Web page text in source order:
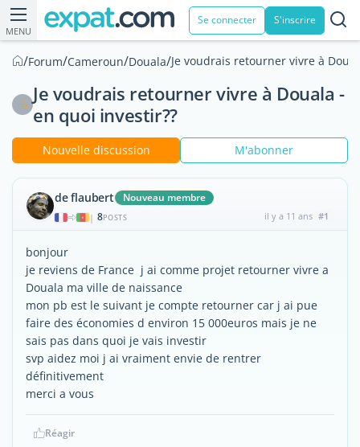
MENU
Se connecter S'inscrire
/Forum/Cameroun/Douala/Je voudrais retourner vivre à
Je voudrais retourner vivre à Douala -
en quoi investir??
Nouvelle discussion M'abonner
de flaubert Nouveau membre
| 8POSTS il y a 11 ans #1
bonjour
je reviens de France j ai comme projet retourner vivre a
Douala ma ville de naissance
mon pb est le suivant je compte retourner car j ai pue
faire des économies d environ 15 000euros mais je ne
sais pas dans quoi je vais investir
svp aidez moi j ai vraiment envie de rentrer
définitivement
merci a vous
Réagir